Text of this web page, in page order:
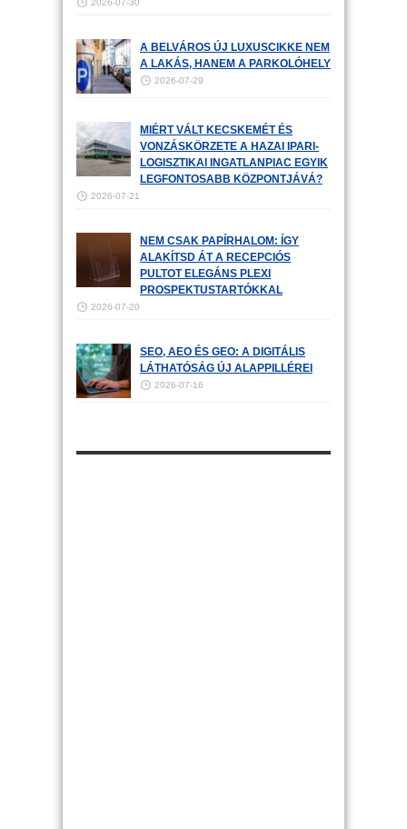
2026-07-30
A BELVÁROS ÚJ LUXUSCIKKE NEM
A LAKÁS, HANEM A PARKOLÓHELY
2026-07-29
MIÉRT VÁLT KECSKEMÉT ÉS
VONZÁSKÖRZETE A HAZAI IPARI-
LOGISZTIKAI INGATLANPIAC EGYIK
LEGFONTOSABB KÖZPONTJÁVÁ?
2026-07-21
NEM CSAK PAPÍRHALOM: ÍGY
ALAKÍTSD ÁT A RECEPCIÓS
PULTOT ELEGÁNS PLEXI
PROSPEKTUSTARTÓKKAL
2026-07-20
SEO, AEO ÉS GEO: A DIGITÁLIS
LÁTHATÓSÁG ÚJ ALAPPILLÉREI
2026-07-16